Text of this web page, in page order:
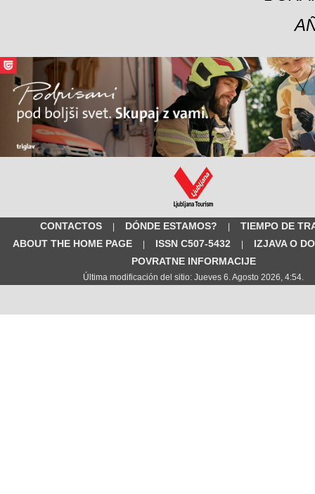
CONTACTOS | DÓNDE ESTAMOS? |
TIEMPO DE
ABOUT THE HOME PAGE
| ISSN C507-5432 |
IZJAVA O
POVRATNE INFORMACIJE
Última modificación del sitio: Jueves 6. Agosto 2026, 4:54.